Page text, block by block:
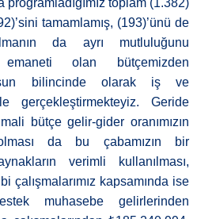
programladığımız toplam (1.382)
tamamlamış, (193)’ünü de
da ayrı mutluluğunu
emaneti olan bütçemizden
bilincinde olarak iş ve
gerçekleştirmekteyiz. Geride
bütçe gelir-gider oranımızın
da bu çabamızın bir
verimli kullanılması,
çalışmalarımız kapsamında ise
muhasebe gelirlerinden